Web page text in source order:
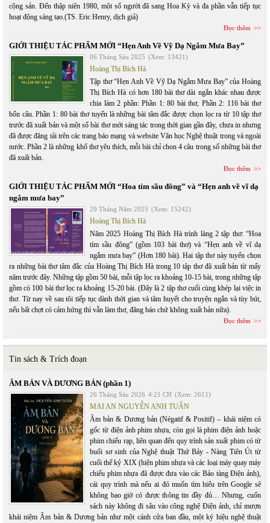
cộng sản. Đến thập niên 1980, một số người đã sang Hoa Kỳ và đa phần vẫn tiếp tục
hoạt động sáng tạo.(TS. Eric Henry, dịch giả)
Đọc thêm
GIỚI THIỆU TÁC PHẨM MỚI “Hẹn Anh Về Vỹ Dạ Ngắm Mưa Bay”
06 Tháng Sáu 2025 (Xem: 13421)
Hoàng Thị Bích Hà
Tập thơ “Hẹn Anh Về Vỹ Dạ Ngắm Mưa Bay” của Hoàng
Thị Bích Hà có hơn 180 bài thơ dài ngắn khác nhau được
chia làm 2 phần: Phần 1: 80 bài thơ, Phần 2: 116 bài thơ
bốn câu. Phần 1: 80 bài thơ tuyển là những bài tâm đắc được chọn lọc ra từ 10 tập thơ
trước đã xuất bản và một số bài thơ mới sáng tác trong thời gian gần đây, chưa in nhưng
đã được đăng tải trên các trang báo mạng và website Văn học Nghệ thuật trong và ngoài
nước. Phần 2 là những khổ thơ yêu thích, mỗi bài chỉ chon 4 câu trong số những bài thơ
đã xuất bản.
Đọc thêm
GIỚI THIỆU TÁC PHẨM MỚI “Hoa tím sầu đông” và “Hẹn anh về vĩ dạ
ngắm mưa bay”
29 Tháng Năm 2025 (Xem: 15242)
Hoàng Thị Bích Hà
Năm 2025 Hoàng Thị Bích Hà trình làng 2 tập thơ: “Hoa
tím sầu đông” (gồm 103 bài thơ) và “Hẹn anh về vĩ dạ
ngắm mưa bay” (Hơn 180 bài). Hai tập thơ này tuyển chọn
ra những bài thơ tâm đắc của Hoàng Thị Bích Hà trong 10 tập thơ đã xuất bản từ mấy
năm trước đây. Những tập gồm 50 bài, mỗi tập lọc ra khoảng 10-15 bài, trong những tập
gồm có 100 bài thơ lọc ra khoảng 15-20 bài. (Đây là 2 tập thơ cuối cùng khép lại việc in
thơ. Từ nay về sau tôi tiếp tục dành thời gian và tâm huyết cho truyện ngắn và tùy bút,
nếu bất chợt có cảm hứng thì vẫn làm thơ, đăng báo chứ không xuất bản nữa).
Đọc thêm
Tin sách & Trích đoạn
ÂM BẢN VÀ DƯƠNG BẢN (phần 1)
26 Tháng Sáu 2026 4:21 CH (Xem: 2611)
MAI AN NGUYỄN ANH TUẤN
Âm bản & Dương bản (Négatif & Positif) – khái niệm có
gốc từ điện ảnh phim nhựa, còn gọi là phim điện ảnh hoặc
phim chiếu rạp, liên quan đến quy trình sản xuất phim có từ
buổi sơ sinh của Nghệ thuật Thứ Bảy - Nàng Tiên Út từ
cuối thế kỷ XIX (hiện phim nhựa và các loại máy quay máy
chiếu phim nhựa đã được đưa vào các Bảo tàng Điện ảnh),
cái quy trình mà nếu ai đó muốn tìm hiểu trên Google sẽ
không bao giờ có được thông tin đầy đủ… Nhưng, cuốn
sách này không đi sâu vào công nghệ Điện ảnh, chỉ mượn
khái niệm Âm bản & Dương bản như một cánh cửa ban đầu, một ký hiệu nghệ thuật